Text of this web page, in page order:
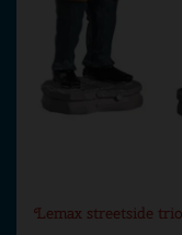
Lemax streetside